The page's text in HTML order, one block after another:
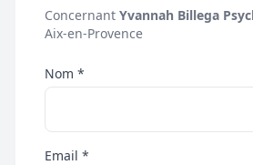
Concernant Yvannah Billega
Aix-en-Provence
Nom *
Email *